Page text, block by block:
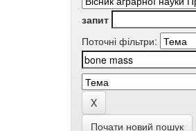
запит
Поточні фільтри:
Почати новий пошук